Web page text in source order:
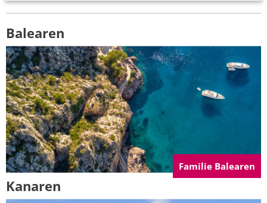
Balearen
Familie Balearen
Kanaren